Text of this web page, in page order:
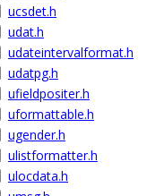
ucsdet.h
udat.h
udateintervalformat.h
udatpg.h
ufieldpositer.h
uformattable.h
ugender.h
ulistformatter.h
ulocdata.h